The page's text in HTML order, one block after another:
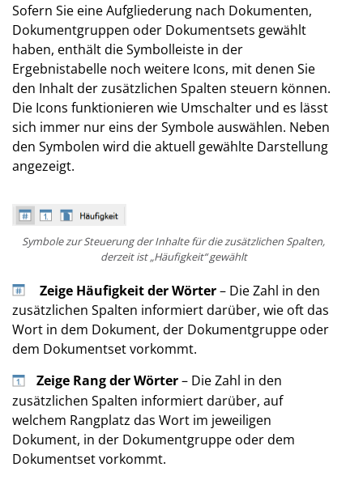
Sofern Sie eine Aufgliederung nach Dokumenten,
Dokumentgruppen oder Dokumentsets gewählt
haben, enthält die Symbolleiste in der
Ergebnistabelle noch weitere Icons, mit denen Sie
den Inhalt der zusätzlichen Spalten steuern können.
Die Icons funktionieren wie Umschalter und es lässt
sich immer nur eins der Symbole auswählen. Neben
den Symbolen wird die aktuell gewählte Darstellung
angezeigt.
Symbole zur Steuerung der Inhalte für die zusätzlichen Spalten,
derzeit ist „Häufigkeit“ gewählt
Zeige Häufigkeit der Wörter– Die Zahl in den
zusätzlichen Spalten informiert darüber, wie oft das
Wort in dem Dokument, der Dokumentgruppe oder
dem Dokumentset vorkommt.
Zeige Rang der Wörter– Die Zahl in den
zusätzlichen Spalten informiert darüber, auf
welchem Rangplatz das Wort im jeweiligen
Dokument, in der Dokumentgruppe oder dem
Dokumentset vorkommt.